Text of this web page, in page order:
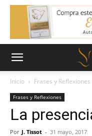
Inicio Frases y Reflexiones
Frases y Reflexiones
La
Por J. Tissot - 31 mayo, 2017